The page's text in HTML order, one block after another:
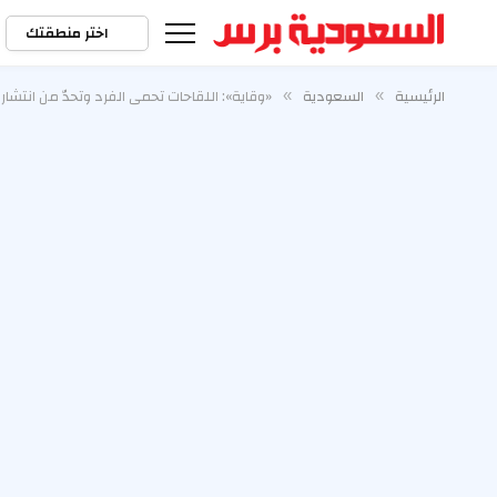
اختر منطقتك
الرئيسية » السعودية » «وقاية»: اللقاحات تحمي الفرد وتحدّ من